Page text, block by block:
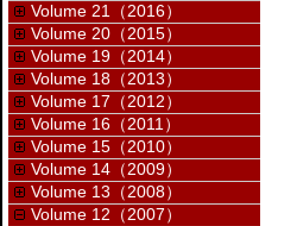
Volume 21（2016）
Volume 20（2015）
Volume 19（2014）
Volume 18（2013）
Volume 17（2012）
Volume 16（2011）
Volume 15（2010）
Volume 14（2009）
Volume 13（2008）
Volume 12（2007）